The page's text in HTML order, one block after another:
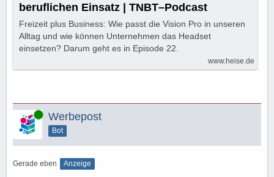
beruflichen Einsatz | TNBT–Podcast
Freizeit plus Business: Wie passt die Vision Pro in unseren
Alltag und wie können Unternehmen das Headset
einsetzen? Darum geht es in Episode 22.
www.heise.de
Online Werbepost
Bot
Gerade eben Anzeige